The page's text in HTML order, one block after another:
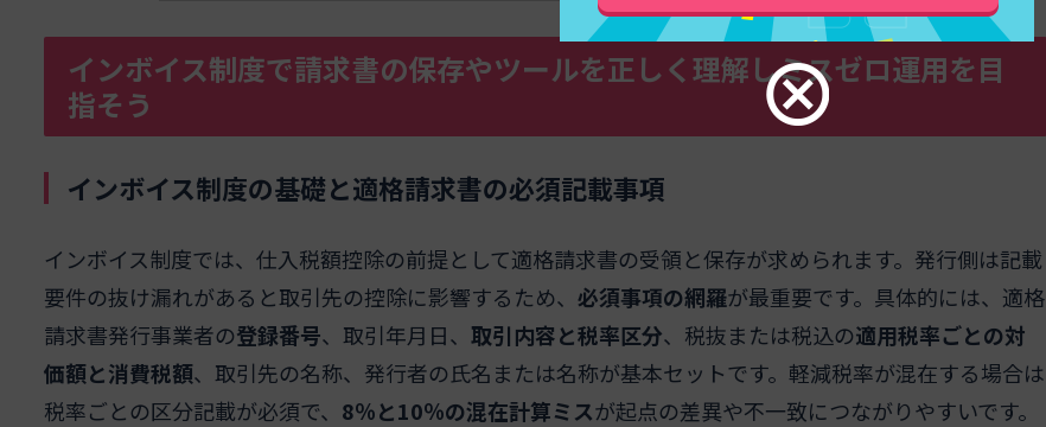
インボイス制度で請求書の保存やツールを正しく理解しミスゼロ運用を目
指そう
インボイス制度の基礎と適格請求書の必須記載事項
インボイス制度では、仕入税額控除の前提として適格請求書の受領と保存が求められます。発行側は記載
要件の抜け漏れがあると取引先の控除に影響するため、 必須事項の網羅が最重要です。具体的には、適格
請求書発行事業者の登録番号、取引年月日、 取引内容と税率区分、税抜または税込の適用税率ごとの対
価額と消費税額、取引先の名称、発行者の氏名または名称が基本セットです。軽減税率が混在する場合は
税率ごとの区分記載が必須で、 8％と10％の混在計算ミスが起点の差異や不一致につながりやすいです。